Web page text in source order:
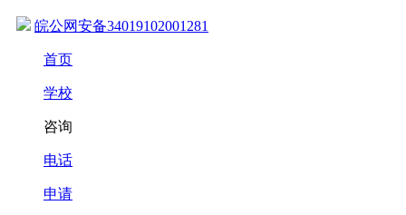
皖公网安备34019102001281
首页
学校
咨询
电话
申请